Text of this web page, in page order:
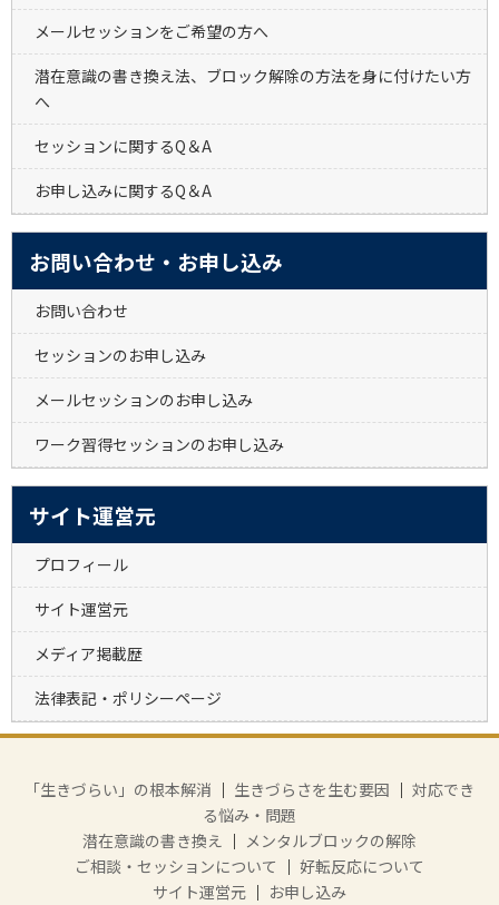
メールセッションをご希望の方へ
潜在意識の書き換え法、ブロック解除の方法を身に付けたい方
へ
セッションに関するQ＆A
お申し込みに関するQ＆A
お問い合わせ・お申し込み
お問い合わせ
セッションのお申し込み
メールセッションのお申し込み
ワーク習得セッションのお申し込み
サイト運営元
プロフィール
サイト運営元
メディア掲載歴
法律表記・ポリシーページ
「生きづらい」の根本解消 ｜ 生きづらさを生む要因 ｜ 対応でき
る悩み・問題
潜在意識の書き換え
｜ メンタルブロックの解除
ご相談・セッションについて ｜ 好転反応について
サイト運営元 ｜ お申し込み